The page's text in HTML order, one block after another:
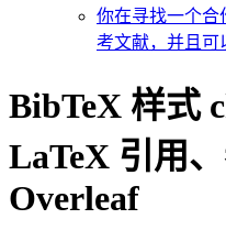
你在寻找一个合
考文献，并且可
BibTeX 样式
LaTeX 引用
Overleaf